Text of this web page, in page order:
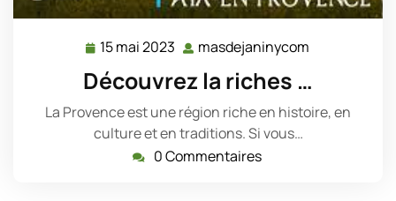
15 mai 2023 15
2023
masdejaninycom
Découvrez la riches …
La Provence est une région riche en histoire, en
culture et en traditions. Si vous…
0 Commentaires